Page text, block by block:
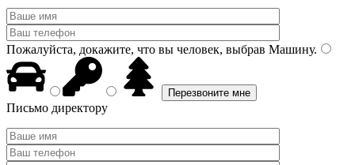
Пожалуйста, докажите, что вы человек, выбрав Машину.
Письмо директору